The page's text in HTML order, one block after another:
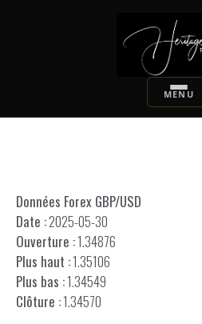
Données Forex GBP/USD
Date :2025-05-30
Ouverture :1.34876
Plus haut :1.35106
Plus bas :1.34549
Clôture :1.34570